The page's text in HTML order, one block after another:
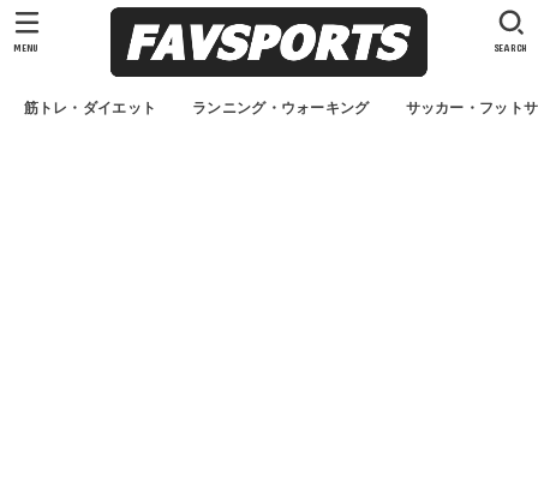
筋トレ・ダイエット ランニング・ウォーキング サッカー・フット
SEARCH
MENU